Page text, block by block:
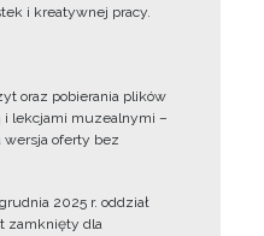
i kreatywnej pracy.
oraz pobierania plików
i lekcjami muzealnymi –
wersja oferty bez
2025 r. oddział
zamknięty dla